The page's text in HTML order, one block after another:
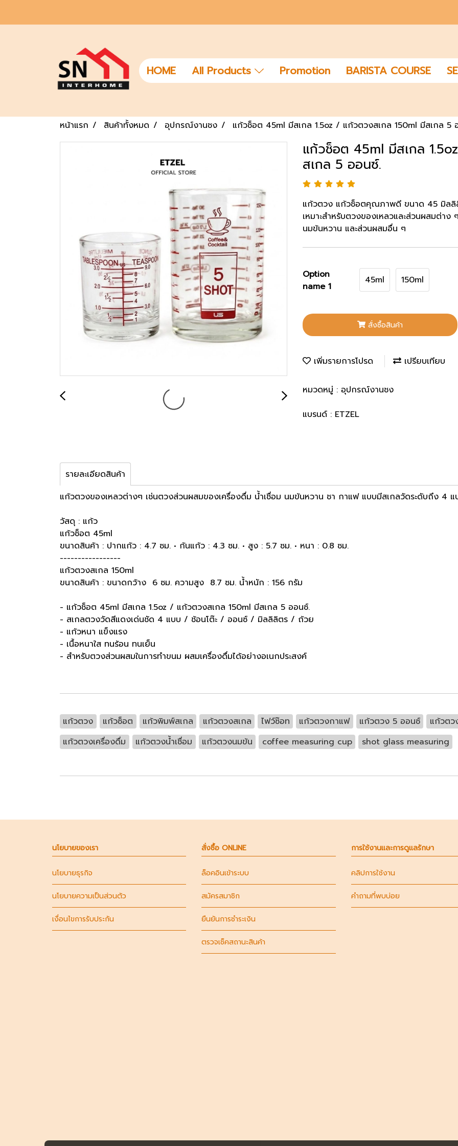
HOME All Products Promotion BARISTA COURSE
หน้าแรก สินค้าทั้งหมด อุปกรณ์งานชง แก้วช็อต 45ml มีสเกล 1.5oz / แก้วตวงสเกล 150ml มีสเกล 5
แก้วช็อต 45ml มีสเกล
สเกล 5 ออนซ์.
แก้วตวง แก้วช็อตคุณภาพดี ขนาด 45 มิลลิ
เหมาะสำหรับตวงของเหลวและส่วนผสมต่าง
นมข้นหวาน และส่วนผสมอื่น ๆ
Option
name 1
45ml 150ml
สั่งซื้อสินค้า
เพิ่มรายการโปรด เปรียบเทียบ
หมวดหมู่ : อุปกรณ์งานชง
แบรนด์ : ETZEL
รายละเอียดสินค้า
แก้วตวงของเหลวต่างๆ เช่นตวงส่วนผสมของเครื่องดื่ม น้ำเชื่อม นมข้นหวาน ชา กาแฟ แบบมีสเกลวัดระดับถึง 4
วัสดุ : แก้ว
แก้วช็อต 45ml
ขนาดสินค้า : ปากแก้ว : 4.7 ซม. • ก้นแก้ว : 4.3 ซม. • สูง : 5.7 ซม. • หนา : 0.8 ซม.
-----------------
แก้วตวงสเกล 150ml
ขนาดสินค้า : ขนาดกว้าง 6 ซม. ความสูง 8.7 ซม. น้ำหนัก : 156 กรัม
- แก้วช็อต 45ml มีสเกล 1.5oz / แก้วตวงสเกล 150ml มีสเกล 5 ออนซ์.
- สเกลตวงวัดสีแดงเด่นชัด 4 แบบ / ช้อนโต๊ะ / ออนซ์ / มิลลิลิตร / ถ้วย
- แก้วหนา แข็งแรง
- เนื้อหนาใส ทนร้อน ทนเย็น
- สำหรับตวงส่วนผสมในการทำขนม ผสมเครื่องดื่มได้อย่างอเนกประสงค์
แก้วตวง แก้วซ็อต แก้วพิมพ์สเกล แก้วตวงสเกล ไฟว์ซ๊อท แก้วตวงกาแฟ แก้วตวง 5 ออนซ์ แก้วตว
แก้วตวงเครื่องดื่ม
แก้วตวงน้ำเชื่อม แก้วตวงนมข้น coffee measuring cup shot glass measuring
นโยบายของเรา
นโยบายธุรกิจ
นโยบายความเป็นส่วนตัว
เงื่อนไขการรับประกัน
สั่งซื้อ ONLINE
ล็อคอินเข้าระบบ
สมัครสมาชิก
ยืนยันการชำระเงิน
ตรวจเช็คสถานะสินค้า
การใช้งานและการดูแลรักษา
คลิปการใช้งาน
คำถามที่พบบ่อย